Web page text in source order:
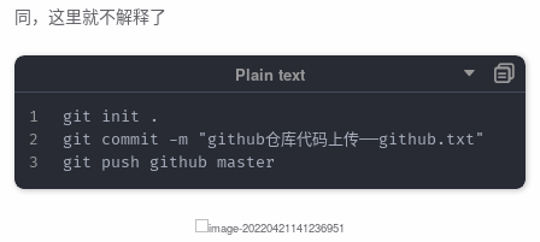
同，这里就不解释了
git init .
git commit -m "github仓库代码上传——github.txt"